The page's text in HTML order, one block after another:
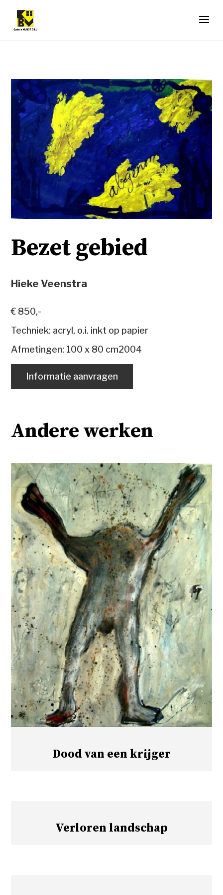
Bezet gebied
Hieke Veenstra
€ 850,-
Techniek: acryl, o.i. inkt op papier
Afmetingen: 100 x 80 cm2004
Informatie aanvragen
Andere werken
Dood van een krijger
Verloren landschap